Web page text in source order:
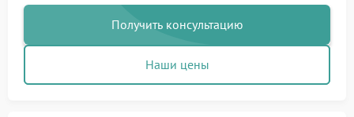
Получить консультацию
Наши цены